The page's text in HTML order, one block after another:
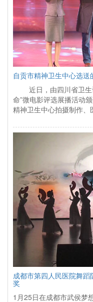
自贡市精神卫生中心选
近日，由四川省卫生
命”微电影评选展播活动
精神卫生中心拍摄制作
成都市第四人民医院舞蹈
奖
1月25日在成都市武侯梦